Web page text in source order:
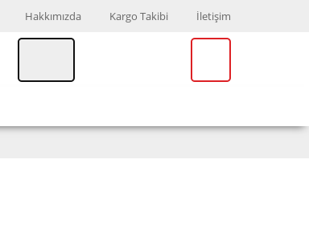
Hakkımızda Kargo Takibi İletişim